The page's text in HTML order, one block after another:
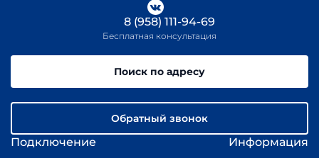
Подключение Информация
8 (958) 111-94-69
Бесплатная консультация
Поиск по адресу
Обратный звонок